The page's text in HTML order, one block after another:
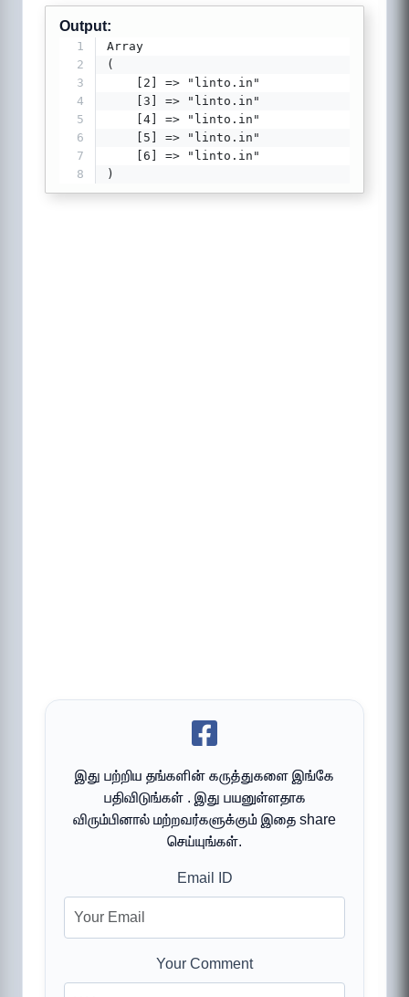
Output:
1
Array
2
(
3
    [2] => "linto.in"
4
    [3] => "linto.in"
5
    [4] => "linto.in"
6
    [5] => "linto.in"
7
    [6] => "linto.in"
8
)
இது பற்றிய தங்களின் கருத்துகளை இங்கே
பதிவிடுங்கள் . இது பயனுள்ளதாக
விரும்பினால் மற்றவர்களுக்கும் இதை share
செய்யுங்கள்.
Email ID
Your Comment